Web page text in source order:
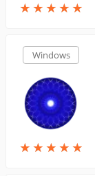
★ ★ ★ ★ ★
★ ★ ★ ★ ★
Windows
★ ★ ★ ★ ★
★ ★ ★ ★ ★